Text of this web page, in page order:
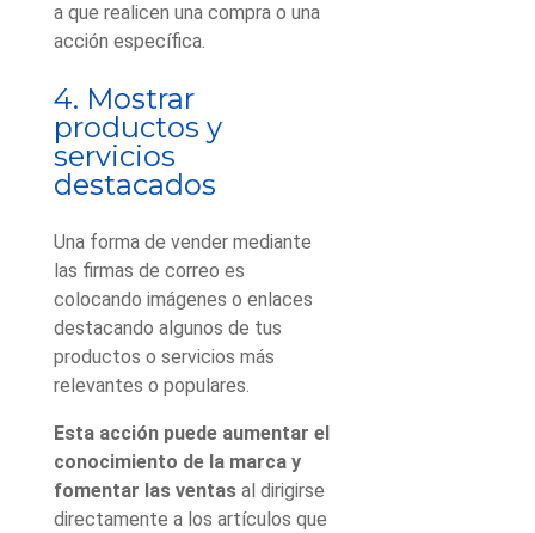
a que realicen una compra o una
acción específica.
4. Mostrar
productos y
servicios
destacados
Una forma de vender mediante
las firmas de correo es
colocando imágenes o enlaces
destacando algunos de tus
productos o servicios más
relevantes o populares.
Esta acción puede aumentar el
conocimiento de la marca y
fomentar las ventas al dirigirse
directamente a los artículos que